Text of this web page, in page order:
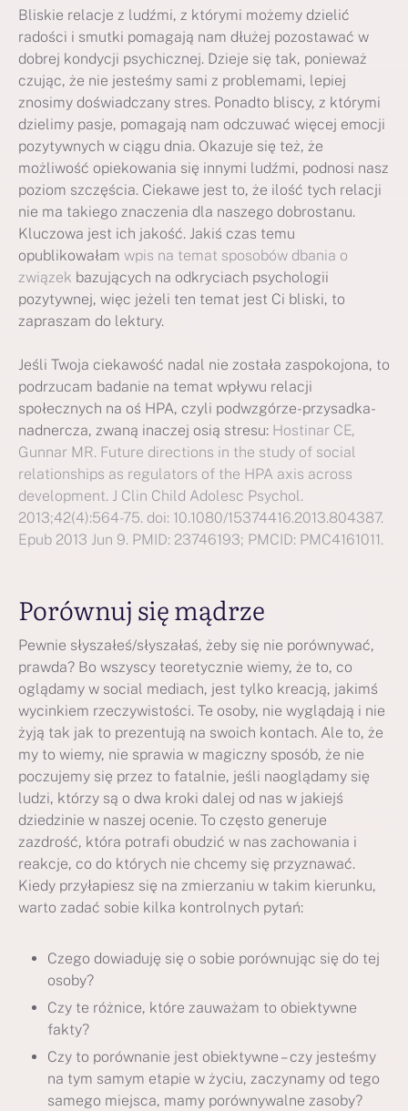
Bliskie relacje z ludźmi, z którymi możemy dzielić
radości i smutki pomagają nam dłużej pozostawać w
dobrej kondycji psychicznej. Dzieje się tak, ponieważ
czując, że nie jesteśmy sami z problemami, lepiej
znosimy doświadczany stres. Ponadto bliscy, z którymi
dzielimy pasje, pomagają nam odczuwać więcej emocji
pozytywnych w ciągu dnia. Okazuje się też, że
możliwość opiekowania się innymi ludźmi, podnosi nasz
poziom szczęścia. Ciekawe jest to, że ilość tych relacji
nie ma takiego znaczenia dla naszego dobrostanu.
Kluczowa jest ich jakość. Jakiś czas temu
opublikowałam wpis na temat sposobów dbania o
związek bazujących na odkryciach psychologii
pozytywnej, więc jeżeli ten temat jest Ci bliski, to
zapraszam do lektury.
Jeśli Twoja ciekawość nadal nie została zaspokojona, to
podrzucam badanie na temat wpływu relacji
społecznych na oś HPA, czyli podwzgórze-przysadka-
nadnercza, zwaną inaczej osią stresu: Hostinar CE,
Gunnar MR. Future directions in the study of social
relationships as regulators of the HPA axis across
development. J Clin Child Adolesc Psychol.
2013;42(4):564-75. doi: 10.1080/15374416.2013.804387.
Epub 2013 Jun 9. PMID: 23746193; PMCID: PMC4161011.
Porównuj się mądrze
Pewnie słyszałeś/słyszałaś, żeby się nie porównywać,
prawda? Bo wszyscy teoretycznie wiemy, że to, co
oglądamy w social mediach, jest tylko kreacją, jakimś
wycinkiem rzeczywistości. Te osoby, nie wyglądają i nie
żyją tak jak to prezentują na swoich kontach. Ale to, że
my to wiemy, nie sprawia w magiczny sposób, że nie
poczujemy się przez to fatalnie, jeśli naoglądamy się
ludzi, którzy są o dwa kroki dalej od nas w jakiejś
dziedzinie w naszej ocenie. To często generuje
zazdrość, która potrafi obudzić w nas zachowania i
reakcje, co do których nie chcemy się przyznawać.
Kiedy przyłapiesz się na zmierzaniu w takim kierunku,
warto zadać sobie kilka kontrolnych pytań:
Czego dowiaduję się o sobie porównując się do tej
osoby?
Czy te różnice, które zauważam to obiektywne
fakty?
Czy to porównanie jest obiektywne – czy jesteśmy
na tym samym etapie w życiu, zaczynamy od tego
samego miejsca, mamy porównywalne zasoby?